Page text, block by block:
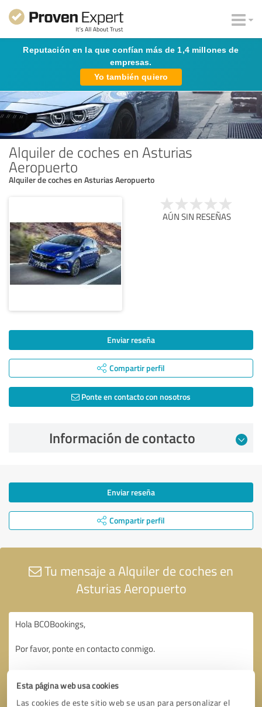
Esta página web usa cookies
Las cookies de este sitio web se usan para personalizar el
Reputación en la que confían más de 1,4 millones de
empresas.
Yo también quiero
Alquiler de coches en Asturias
Aeropuerto
Alquiler de coches en Asturias Aeropuerto
AÚN SIN RESEÑAS
Enviar reseña
Compartir perfil
Ponte en contacto con nosotros
Información de contacto
Enviar reseña
Compartir perfil
Tu mensaje a Alquiler de coches en
Asturias Aeropuerto